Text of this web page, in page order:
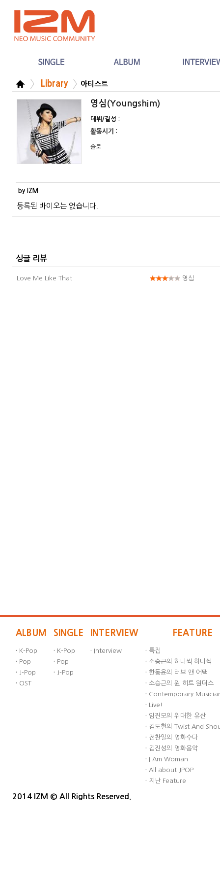
Library 아티스트
영심(Youngshim)
데뷔/결성 :
활동시기 :
솔로
by IZM
등록된 바이오는 없습니다.
싱글 리뷰
Love Me Like That 영심
ALBUM
· K-Pop
· Pop
· J-Pop
· OST
SINGLE
· K-Pop
· Pop
· J-Pop
INTERVIEW
· Interview
FEATURE
· 특집
· 소승근의 하나씩 하나씩
· 한동윤의 러브 앤 어택
· 소승근의 원 히트 원더스
· Contemporary
· Live!
· 임진모의 위대한 유산
· 김도헌의 Twist And
· 전찬일의 영화수다
· 김진성의 영화음악
· I Am Woman
· All about JPOP
· 지난 Feature
2014 IZM © All Rights Reserved.